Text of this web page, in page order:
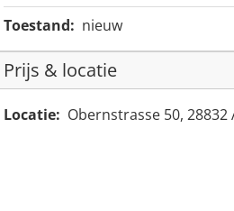
Toestand: nieuw
Prijs & locatie
Locatie: Obernstrasse 50,